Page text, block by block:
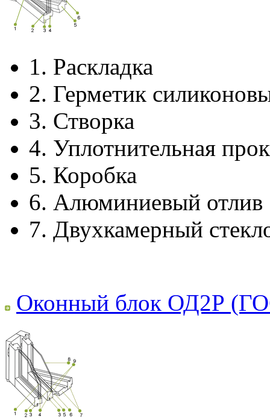
1. Раскладка
2. Герметик
3. Створка
4. Уплотнительная
5. Коробка
6. Алюминиевый отлив
7. Двухкамерный
Оконный блок ОД2Р